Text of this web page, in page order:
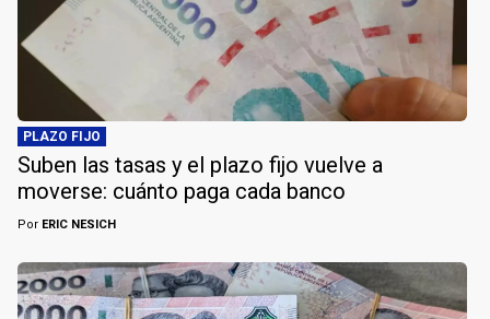
PLAZO FIJO
Suben las tasas y el plazo fijo vuelve a
moverse: cuánto paga cada banco
Por ERIC NESICH